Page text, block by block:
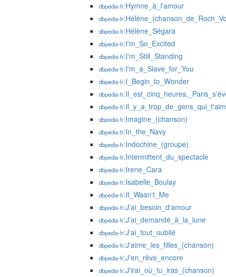
dbpedia-fr:Hymne_à_l'amour
dbpedia-fr
dbpedia-fr:Hélène_Ségara
dbpedia-fr:I'm_So_Excited
dbpedia-fr:I'm_Still_Standing
dbpedia-fr:I'm_a_Slave_for_You
dbpedia-fr:I_Begin_to_Wonder
dbpedia-fr
dbpedia-fr
dbpedia-fr:Imagine_(chanson)
dbpedia-fr:In_the_Navy
dbpedia-fr:Indochine_(groupe)
dbpedia-fr:Intermittent_du_spectacle
dbpedia-fr:Irene_Cara
dbpedia-fr:Isabelle_Boulay
dbpedia-fr:It_Wasn't_Me
dbpedia-fr:J'ai_besoin_d'amour
dbpedia-fr:J'ai_demandé_à_la_lune
dbpedia-fr:J'ai_tout_oublié
dbpedia-fr:J'aime_les_filles_(chanson)
dbpedia-fr:J'en_rêve_encore
dbpedia-fr:J'irai_où_tu_iras_(chanson)